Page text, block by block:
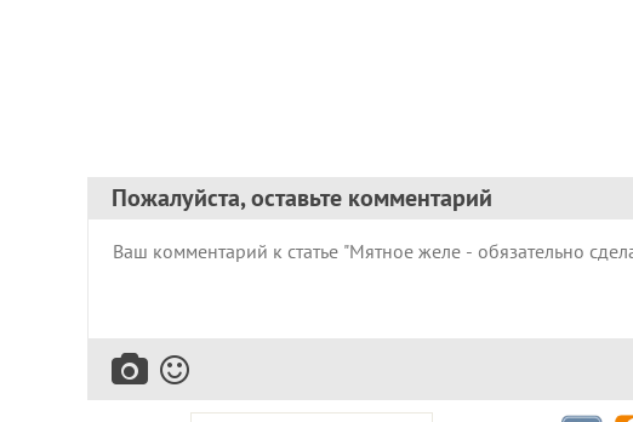
Пожалуйста, оставьте комментарий